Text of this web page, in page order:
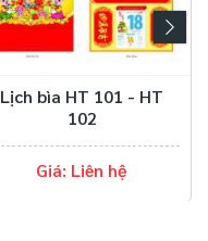
Lịch bìa HT 101 - HT
102
Giá: Liên hệ